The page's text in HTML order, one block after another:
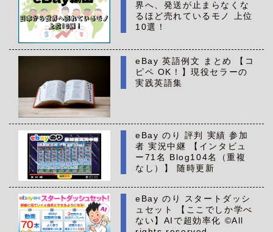
界へ、発送が止まらなくな
るほど売れているモノ 上位
10選！
eBay 英語例文 まとめ 【コ
ピペ OK！】現役セラーの
実践英語集
eBay のり 評判 実績 参加
者 実況中継 【インタビュ
ー71名 Blog104名（重複
なし）】 随時更新
eBay のり スタートダッシ
ュセット 【ここでしか学べ
ない】AIで超効率化 ©All